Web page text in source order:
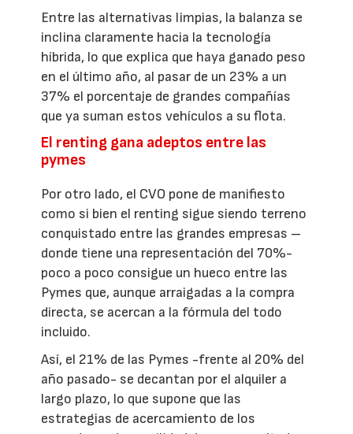
Entre las alternativas limpias, la balanza se
inclina claramente hacia la tecnología
híbrida, lo que explica que haya ganado peso
en el último año, al pasar de un 23% a un
37% el porcentaje de grandes compañías
que ya suman estos vehículos a su flota.
El renting gana adeptos entre las
pymes
Por otro lado, el CVO pone de manifiesto
como si bien el renting sigue siendo terreno
conquistado entre las grandes empresas –
donde tiene una representación del 70%-
poco a poco consigue un hueco entre las
Pymes que, aunque arraigadas a la compra
directa, se acercan a la fórmula del todo
incluido.
Así, el 21% de las Pymes -frente al 20% del
año pasado- se decantan por el alquiler a
largo plazo, lo que supone que las
estrategias de acercamiento de los